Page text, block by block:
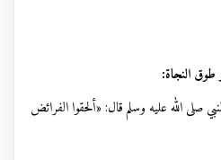
طوق النجاة:
صلى الله عليه وسلم قال: «ألحقوا الفرائض